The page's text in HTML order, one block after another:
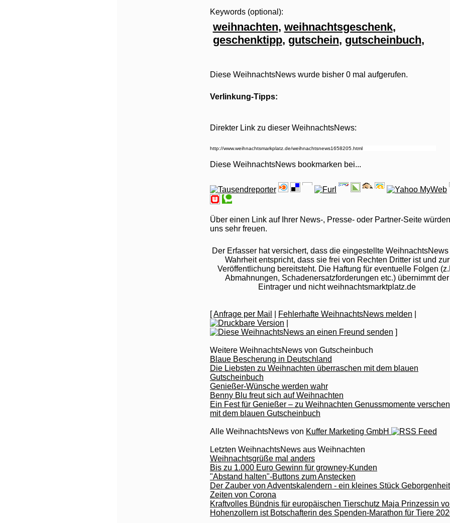
Keywords (optional):
weihnachten, weihnachtsgeschenk,
geschenktipp, gutschein, gutscheinbuch,
Diese WeihnachtsNews wurde bisher 0 mal aufgerufen.
Verlinkung-Tipps:
Direkter Link zu dieser WeihnachtsNews:
Diese WeihnachtsNews bookmarken bei...
Über einen Link auf Ihrer News-, Presse- oder Partner-Seite
uns sehr freuen.
Der Erfasser hat versichert, dass die eingestellte WeihnachtsNews
Wahrheit entspricht, dass sie frei von Rechten Dritter ist und zur
Veröffentlichung bereitsteht. Die Haftung für eventuelle Folgen
Abmahnungen, Schadenersatzforderungen etc.) übernimmt der
Eintrager und nicht weihnachtsmarktplatz.de
[Anfrage per Mail Fehlerhafte WeihnachtsNews melden
]
Weitere WeihnachtsNews von Gutscheinbuch
Blaue Bescherung in Deutschland
Die Liebsten zu Weihnachten überraschen mit dem blauen
Gutscheinbuch
Genießer-Wünsche werden wahr
Benny Blu freut sich auf Weihnachten
Ein Fest für Genießer – zu Weihnachten Genussmomente
mit dem blauen Gutscheinbuch
Alle WeihnachtsNews von Kuffer Marketing GmbH
Letzten WeihnachtsNews aus Weihnachten
Weihnachtsgrüße mal anders
Bis zu 1.000 Euro Gewinn für growney-Kunden
"Abstand halten"-Buttons zum Anstecken
Der Zauber von Adventskalendern - ein kleines Stück
Zeiten von Corona
Kraftvolles Bündnis für europäischen Tierschutz Maja Prinzessin
Hohenzollern ist Botschafterin des Spenden-Marathon für Tiere